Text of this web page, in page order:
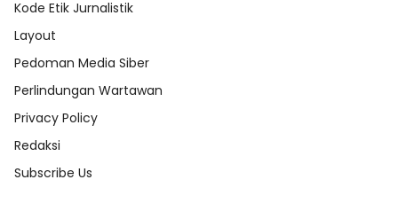
Kode Etik Jurnalistik
Layout
Pedoman Media Siber
Perlindungan Wartawan
Privacy Policy
Redaksi
Subscribe Us